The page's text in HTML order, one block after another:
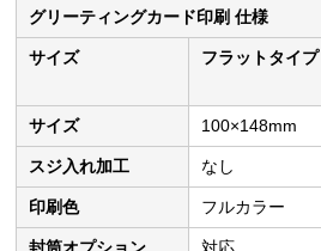
グリーティングカード印刷 仕様
サイズ フラットタイプ
サイズ 100×148mm
スジ入れ加工 なし
印刷色 フルカラー